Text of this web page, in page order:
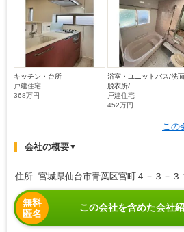
キッチン・台所
戸建住宅
368万円
浴室・ユニットバス/洗面
脱衣所/...
戸建住宅
452万円
この
会社の概要▼
住所 宮城県仙台市青葉区宮町４－３－３
無料
匿名
この会社を含めた会社